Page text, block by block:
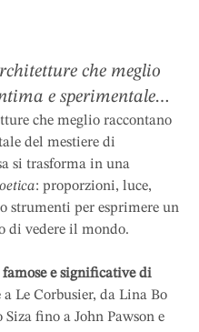
che meglio
e sperimentale
esse, l’idea di casa
di
luce, materiali
per esprimere
modo di vedere il
che meglio raccontano
del mestiere di
si trasforma in una
: proporzioni, luce,
strumenti per esprimere un
di vedere il mondo.
famose e significative di
Le Corbusier, da Lina Bo
fino a John Pawson e